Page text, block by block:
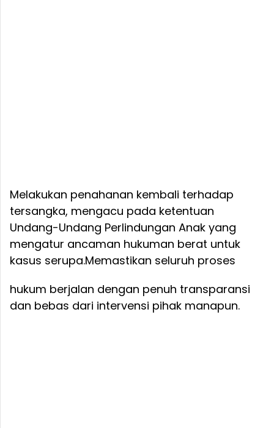
Melakukan penahanan kembali terhadap
tersangka, mengacu pada ketentuan
Undang-Undang Perlindungan Anak yang
mengatur ancaman hukuman berat untuk
kasus serupa.Memastikan seluruh proses
hukum berjalan dengan penuh transparansi
dan bebas dari intervensi pihak manapun.